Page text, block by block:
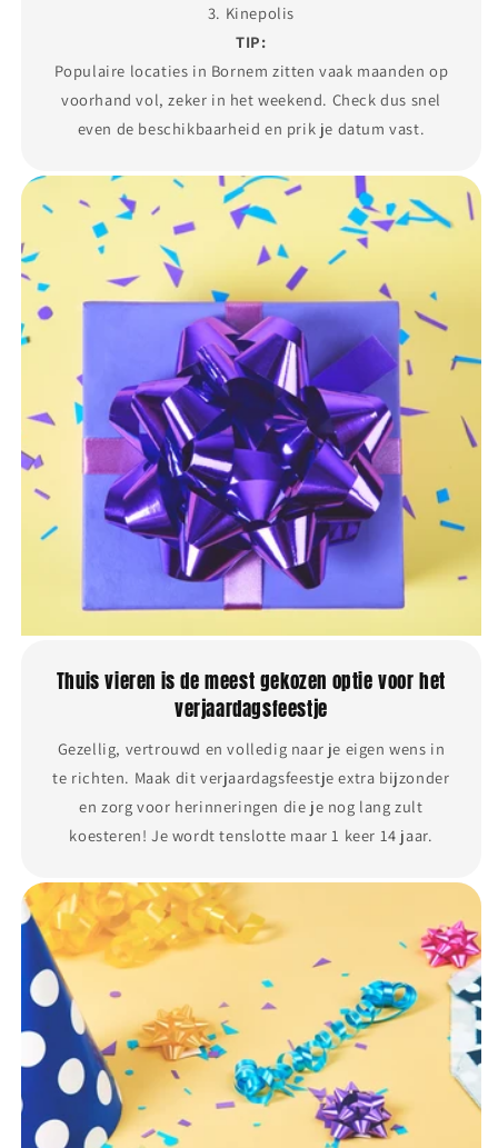
3. Kinepolis
TIP:
Populaire locaties in Bornem zitten vaak maanden op
voorhand vol, zeker in het weekend. Check dus snel
even de beschikbaarheid en prik je datum vast.
Thuis vieren is de meest gekozen optie voor het
verjaardagsfeestje
Gezellig, vertrouwd en volledig naar je eigen wens in
te richten. Maak dit verjaardagsfeestje extra bijzonder
en zorg voor herinneringen die je nog lang zult
koesteren! Je wordt tenslotte maar 1 keer 14 jaar.